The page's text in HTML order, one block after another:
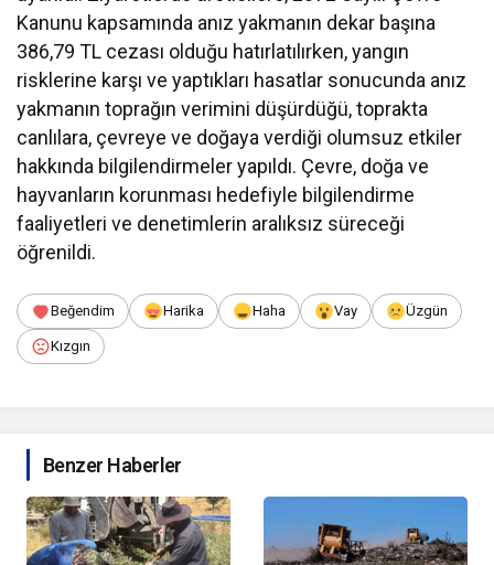
Kanunu kapsamında anız yakmanın dekar başına
386,79 TL cezası olduğu hatırlatılırken, yangın
risklerine karşı ve yaptıkları hasatlar sonucunda anız
yakmanın toprağın verimini düşürdüğü, toprakta
canlılara, çevreye ve doğaya verdiği olumsuz etkiler
hakkında bilgilendirmeler yapıldı. Çevre, doğa ve
hayvanların korunması hedefiyle bilgilendirme
faaliyetleri ve denetimlerin aralıksız süreceği
öğrenildi.
Beğendim Harika Haha Vay Üzgün
Kızgın
Benzer Haberler